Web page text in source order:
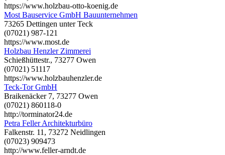
https://www.holzbau-otto-koenig.de
Most Bauservice GmbH Bauunternehmen
73265 Dettingen unter Teck
(07021) 987-121
https://www.most.de
Holzbau Henzler Zimmerei
Schießhüttestr., 73277 Owen
(07021) 51117
https://www.holzbauhenzler.de
Teck-Tor GmbH
Braikenäcker 7, 73277 Owen
(07021) 860118-0
http://torminator24.de
Petra Feller Architekturbüro
Falkenstr. 11, 73272 Neidlingen
(07023) 909473
http://www.feller-arndt.de